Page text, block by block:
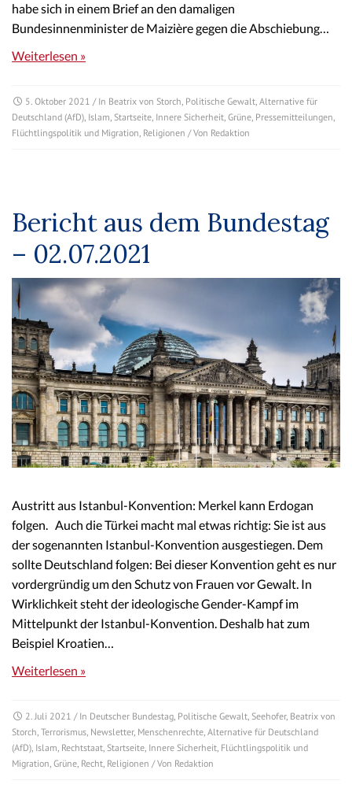
habe sich in einem Brief an den damaligen
Bundesinnenminister de Maizière gegen die Abschiebung…
Weiterlesen »
5. Oktober 2021 / In Beatrix von Storch, Politische Gewalt, Alternative für
Deutschland (AfD), Islam, Startseite, Innere Sicherheit, Grüne, Pressemitteilungen,
Flüchtlingspolitik und Migration, Religionen / Von Redaktion
Bericht aus dem Bundestag
– 02.07.2021
Austritt aus Istanbul-Konvention: Merkel kann Erdogan
folgen. Auch die Türkei macht mal etwas richtig: Sie ist aus
der sogenannten Istanbul-Konvention ausgestiegen. Dem
sollte Deutschland folgen: Bei dieser Konvention geht es nur
vordergründig um den Schutz von Frauen vor Gewalt. In
Wirklichkeit steht der ideologische Gender-Kampf im
Mittelpunkt der Istanbul-Konvention. Deshalb hat zum
Beispiel Kroatien…
Weiterlesen »
2. Juli 2021 / In Deutscher Bundestag, Politische Gewalt, Seehofer, Beatrix von
Storch, Terrorismus, Newsletter, Menschenrechte, Alternative für Deutschland
(AfD), Islam, Rechtstaat, Startseite, Innere Sicherheit, Flüchtlingspolitik und
Migration, Grüne, Recht, Religionen / Von Redaktion